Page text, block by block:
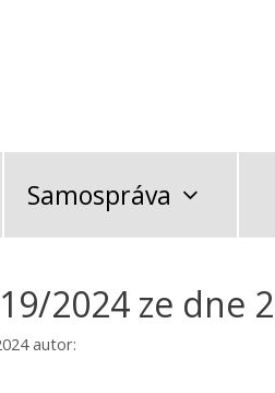
Samospráva
2024 ze dne
autor: